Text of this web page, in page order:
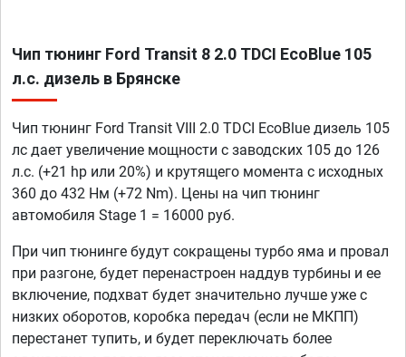
Чип тюнинг Ford Transit 8 2.0 TDCI EcoBlue 105
л.с. дизель в Брянске
Чип тюнинг Ford Transit VIII 2.0 TDCI EcoBlue дизель 105
лс дает увеличение мощности с заводских 105 до 126
л.с. (+21 hp или 20%) и крутящего момента с исходных
360 до 432 Нм (+72 Nm). Цены на чип тюнинг
автомобиля Stage 1 = 16000 руб.
При чип тюнинге будут сокращены турбо яма и провал
при разгоне, будет перенастроен наддув турбины и ее
включение, подхват будет значительно лучше уже с
низких оборотов, коробка передач (если не МКПП)
перестанет тупить, и будет переключать более